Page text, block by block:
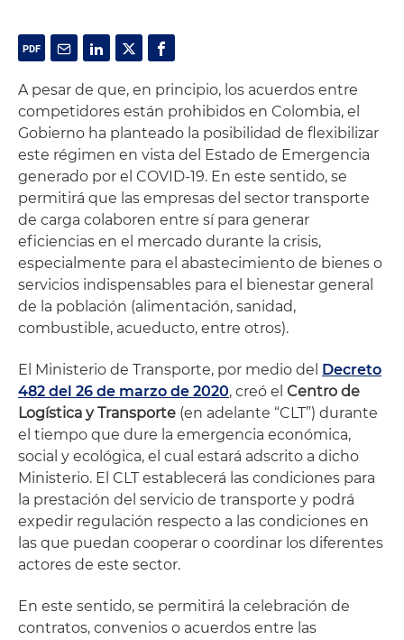
A pesar de que, en principio, los acuerdos entre
competidores están prohibidos en Colombia, el
Gobierno ha planteado la posibilidad de flexibilizar
este régimen en vista del Estado de Emergencia
generado por el COVID-19. En este sentido, se
permitirá que las empresas del sector transporte
de carga colaboren entre sí para generar
eficiencias en el mercado durante la crisis,
especialmente para el abastecimiento de bienes o
servicios indispensables para el bienestar general
de la población (alimentación, sanidad,
combustible, acueducto, entre otros).
El Ministerio de Transporte, por medio del Decreto
482 del 26 de marzo de 2020, creó el Centro de
Logística y Transporte (en adelante “CLT”) durante
el tiempo que dure la emergencia económica,
social y ecológica, el cual estará adscrito a dicho
Ministerio. El CLT establecerá las condiciones para
la prestación del servicio de transporte y podrá
expedir regulación respecto a las condiciones en
las que puedan cooperar o coordinar los diferentes
actores de este sector.
En este sentido, se permitirá la celebración de
contratos, convenios o acuerdos entre las